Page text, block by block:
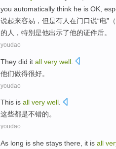
you automatically think he is OK
说起来容易 ， 但是有人在门口说“电”
的人， 特别是他出示了他的证件后。
youdao
They did it all very well
他们做得很好。
youdao
This is all very well.
这些都是不错的。
youdao
As long is she stays there , it is all